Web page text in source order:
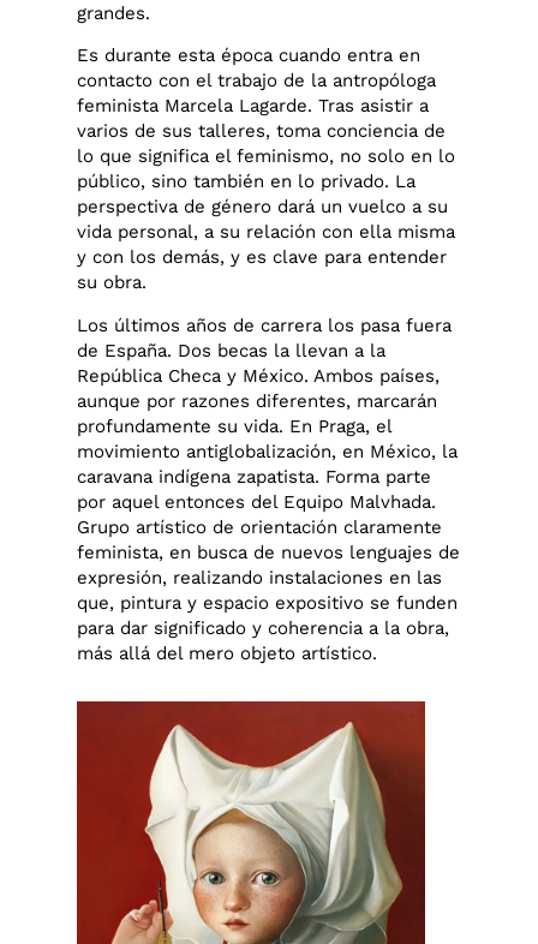
grandes.
Es durante esta época cuando entra en
contacto con el trabajo de la antropóloga
feminista Marcela Lagarde. Tras asistir a
varios de sus talleres, toma conciencia de
lo que significa el feminismo, no solo en lo
público, sino también en lo privado. La
perspectiva de género dará un vuelco a su
vida personal, a su relación con ella misma
y con los demás, y es clave para entender
su obra.
Los últimos años de carrera los pasa fuera
de España. Dos becas la llevan a la
República Checa y México. Ambos países,
aunque por razones diferentes, marcarán
profundamente su vida. En Praga, el
movimiento antiglobalización, en México, la
caravana indígena zapatista. Forma parte
por aquel entonces del Equipo Malvhada.
Grupo artístico de orientación claramente
feminista, en busca de nuevos lenguajes de
expresión, realizando instalaciones en las
que, pintura y espacio expositivo se funden
para dar significado y coherencia a la obra,
más allá del mero objeto artístico.